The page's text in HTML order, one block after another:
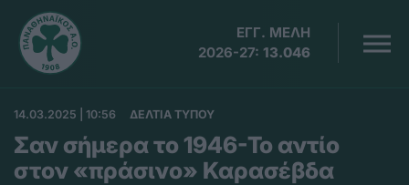
ΕΓΓ. ΜΕΛΗ
2026-27: 13.046
14.03.2025 | 10:56 ΔΕΛΤΙΑ ΤΥΠΟΥ
Σαν σήμερα το 1946-Το αντίο
στον «πράσινο» Καρασέβδα